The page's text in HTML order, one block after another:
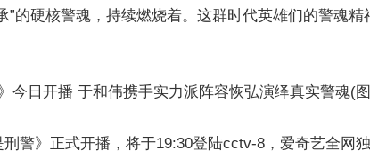
”的硬核警魂，持续燃烧着。这群时代英雄们的警魂
警》正式开播，将于19:30登陆cctv-8，爱奇艺全网